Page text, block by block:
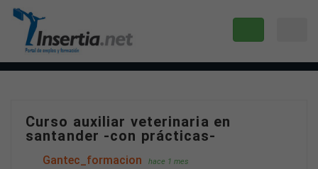
Curso auxiliar veterinaria en
santander -con prácticas-
Gantec_formacion hace 1 mes